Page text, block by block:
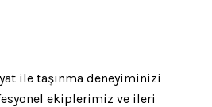
ile taşınma deneyiminizi
ekiplerimiz ve ileri